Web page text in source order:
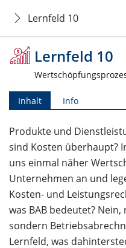
Lernfeld 10
Lernfeld 10
Inhalt Info
Produkte und
sind Kosten überhaupt?
uns einmal näher
Unternehmen an und
Kosten- und
was BAB bedeutet?
sondern
Lernfeld, was